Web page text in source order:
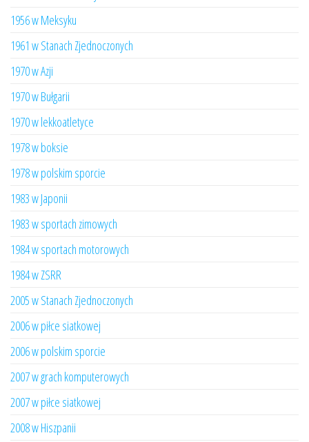
1956 w Meksyku
1961 w Stanach Zjednoczonych
1970 w Azji
1970 w Bułgarii
1970 w lekkoatletyce
1978 w boksie
1978 w polskim sporcie
1983 w Japonii
1983 w sportach zimowych
1984 w sportach motorowych
1984 w ZSRR
2005 w Stanach Zjednoczonych
2006 w piłce siatkowej
2006 w polskim sporcie
2007 w grach komputerowych
2007 w piłce siatkowej
2008 w Hiszpanii